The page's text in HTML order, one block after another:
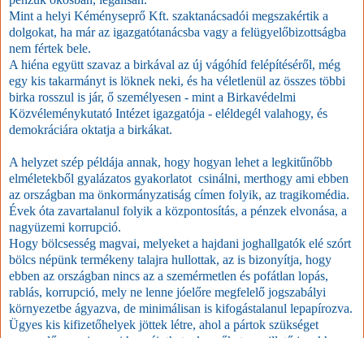
Mint a helyi Kéményseprő Kft. szaktanácsadói megszakértik a
dolgokat, ha már az igazgatótanácsba vagy a felügyelőbizottságba
nem fértek bele.
A hiéna együtt szavaz a birkával az új vágóhíd felépítéséről, még
egy kis takarmányt is löknek neki, és ha véletlenül az összes többi
birka rosszul is jár, ő személyesen - mint a Birkavédelmi
Közvéleménykutató Intézet igazgatója - eléldegél valahogy, és
demokráciára oktatja a birkákat.
A helyzet szép példája annak, hogy hogyan lehet a legkitűnőbb
elméletekből gyalázatos gyakorlatot csinálni, merthogy ami ebben
az országban ma önkormányzatiság címen folyik, az tragikomédia.
Évek óta zavartalanul folyik a központosítás, a pénzek elvonása, a
nagyüzemi korrupció.
Hogy bölcsesség magvai, melyeket a hajdani joghallgatók elé szórt
bölcs népünk termékeny talajra hullottak, az is bizonyítja, hogy
ebben az országban nincs az a szemérmetlen és pofátlan lopás,
rablás, korrupció, mely ne lenne jóelőre megfelelő jogszabályi
környezetbe ágyazva, de minimálisan is kifogástalanul lepapírozva.
Ügyes kis kifizetőhelyek jöttek létre, ahol a pártok szükséget